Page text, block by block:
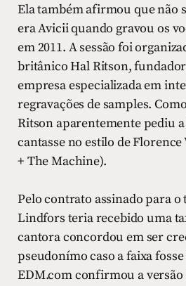
Ela também afirmou que não
era Avicii quando gravou os
em 2011. A sessão foi
britânico Hal Ritson,
empresa especializada em
regravações de samples.
Ritson aparentemente pediu
cantasse no estilo de
+ The Machine).
Pelo contrato assinado para
Lindfors teria recebido uma
cantora concordou em ser
pseudonímo caso a faixa
EDM.com confirmou a